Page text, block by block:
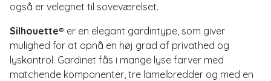
også er velegnet til soveværelset.
Silhouette® er en elegant gardintype, som giver
mulighed for at opnå en høj grad af privathed og
lyskontrol. Gardinet fås i mange lyse farver med
matchende komponenter, tre lamelbredder og med en